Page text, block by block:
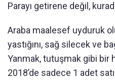
Parayı getirene değil,
Araba maalesef uyduruk
yastığını, sağ silecek ve
Yanmak, tutuşmak gibi bir
2018’de sadece 1 adet